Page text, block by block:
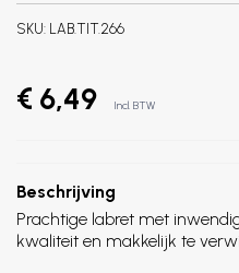
SKU: LAB.TIT.266
€ 6,49 Incl. BTW
Beschrijving
Prachtige labret met
kwaliteit en makkelijk te